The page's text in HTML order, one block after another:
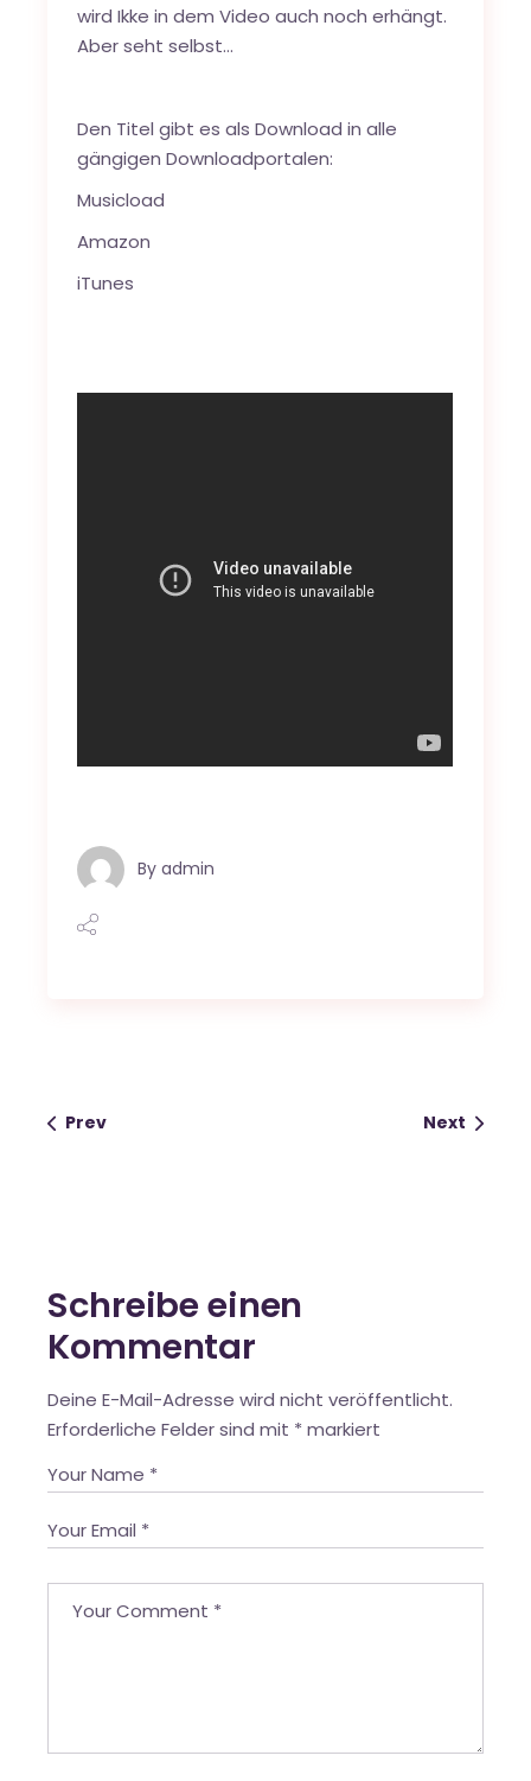
wird Ikke in dem Video auch noch erhängt.
Aber seht selbst…
Den Titel gibt es als Download in alle
gängigen Downloadportalen:
Musicload
Amazon
iTunes
By admin
Prev Next
Schreibe einen
Kommentar
Deine E-Mail-Adresse wird nicht veröffentlicht.
Erforderliche Felder sind mit * markiert